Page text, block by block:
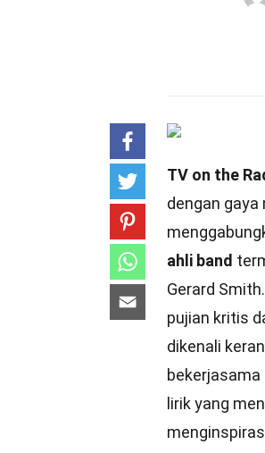
TV on the
dengan gaya
ahli band
Gerard
pujian kritis
dikenali
bekerjasama
lirik yang